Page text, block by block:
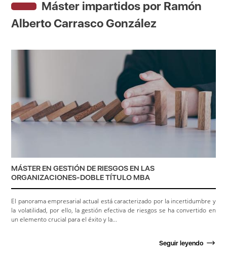
Máster impartidos por Ramón
Alberto Carrasco González
MÁSTER EN GESTIÓN DE RIESGOS EN LAS
ORGANIZACIONES-DOBLE TÍTULO MBA
El panorama empresarial actual está caracterizado por la incertidumbre y
la volatilidad, por ello, la gestión efectiva de riesgos se ha convertido en
un elemento crucial para el éxito y la...
Seguir leyendo